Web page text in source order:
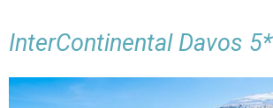
InterContinental Davos 5*